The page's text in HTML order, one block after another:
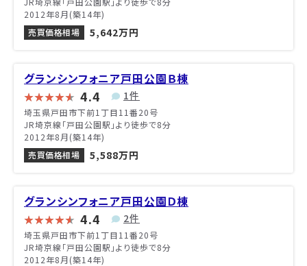
2012年8月(築14年)
売買価格相場
5,642万円
グランシンフォニア戸田公園Ｂ棟
4.4 1件
埼玉県戸田市下前1丁目11番20号
JR埼京線「戸田公園駅」より徒歩で8分
2012年8月(築14年)
売買価格相場
5,588万円
グランシンフォニア戸田公園Ｄ棟
4.4 2件
埼玉県戸田市下前1丁目11番20号
JR埼京線「戸田公園駅」より徒歩で8分
2012年8月(築14年)